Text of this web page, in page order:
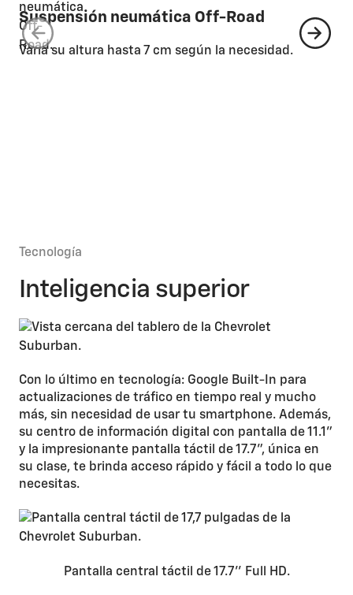
Suspensión neumática Off-Road
Varía su altura hasta 7 cm según la necesidad.
Tecnología
Inteligencia superior
Con lo último en tecnología: Google Built-In para
actualizaciones de tráfico en tiempo real y mucho
más, sin necesidad de usar tu smartphone. Además,
su centro de información digital con pantalla de 11.1”
y la impresionante pantalla táctil de 17.7”, única en
su clase, te brinda acceso rápido y fácil a todo lo que
necesitas.
Pantalla central táctil de 17.7’’ Full HD.